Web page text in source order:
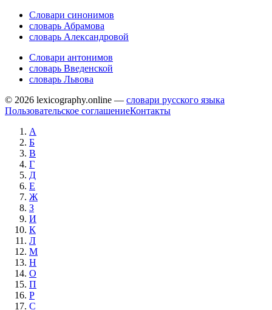
Словари синонимов
словарь Абрамова
словарь Александровой
Словари антонимов
словарь Введенской
словарь Львова
© 2026 lexicography.online — словари русского языка
Пользовательское соглашениеКонтакты
А
Б
В
Г
Д
Е
Ж
З
И
К
Л
М
Н
О
П
Р
С